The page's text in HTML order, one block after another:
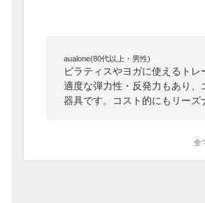
aualone(80代以上・男性)
ピラティスやヨガに使えるト
適度な弾力性・反発力もあり
器具です。コスト的にもリー
全